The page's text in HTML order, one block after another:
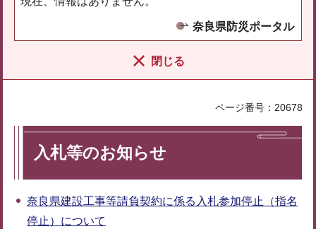
奈良県防災ポータル
閉じる
ページ番号：20678
入札等のお知らせ
奈良県建設工事等請負契約に係る入札参加停止（指名
停止）について